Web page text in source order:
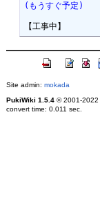
(もうすぐ予定)
Site admin: mokada
PukiWiki 1.5.4© 2001-2022
convert time: 0.011 sec.